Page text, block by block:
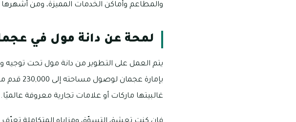
والمطاعم وأماكن الخدمات المميزة، ومن
لمحة عن دانة مول في
يتم العمل على التطوير من دانة مول تحت توجيه
بإمارة
غالبيتها ماركات أو علامات تجارية معروفة عالميًا.